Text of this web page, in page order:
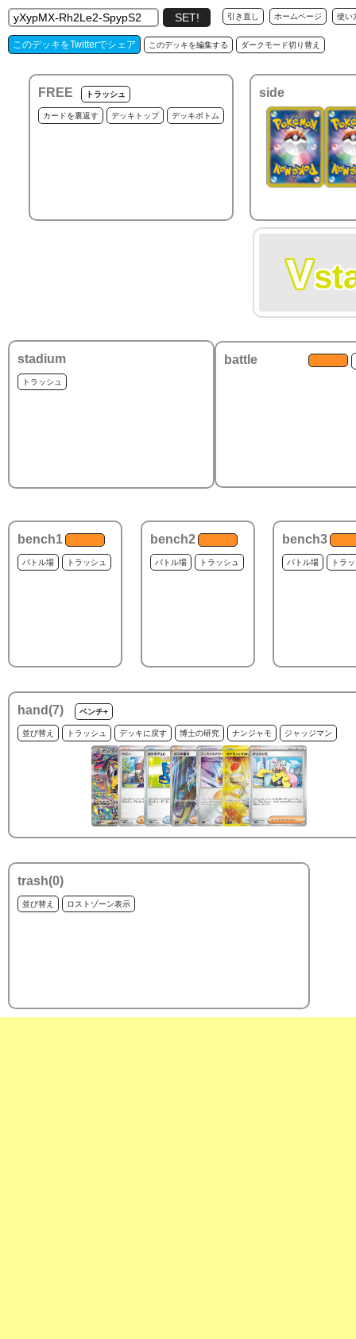
引き直し ホームページ 使い
このデッキをTwitterでシェア このデッキを編集する ダークモード切り替え
FREE トラッシュ
カードを裏返す デッキトップ デッキボトム
side
V
stadium
トラッシュ
battle
bench1
バトル場 トラッシュ
bench2
バトル場 トラッシュ
bench3
バトル場 トラ
hand(7) ベンチ+
並び替え トラッシュ デッキに戻す 博士の研究 ナンジャモ ジャッジマン
trash(0)
並び替え ロストゾーン表示